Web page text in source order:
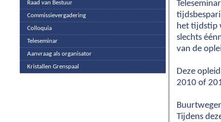
Raad van Bestuur
Commissievergadering
Colloquia
Teleseminar
Aanvraag als organisator
Kristallen Grenspaal
het tijdstip
slechts
van de
Deze
2010 of
Tijdens